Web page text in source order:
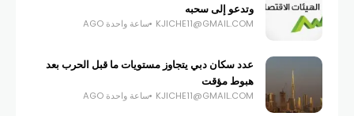
وتدعو إلى سحبه
KJICHE11@GMAIL.COM ساعة واحدة AGO
عدد سكان دبي يتجاوز مستويات ما قبل الحرب بعد
هبوط مؤقت
KJICHE11@GMAIL.COM ساعة واحدة AGO